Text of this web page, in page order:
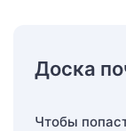
Доска
Чтобы